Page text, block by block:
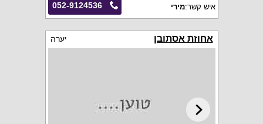
052-9124536 איש קשר:מירי
אחוזת אסתובן יערה